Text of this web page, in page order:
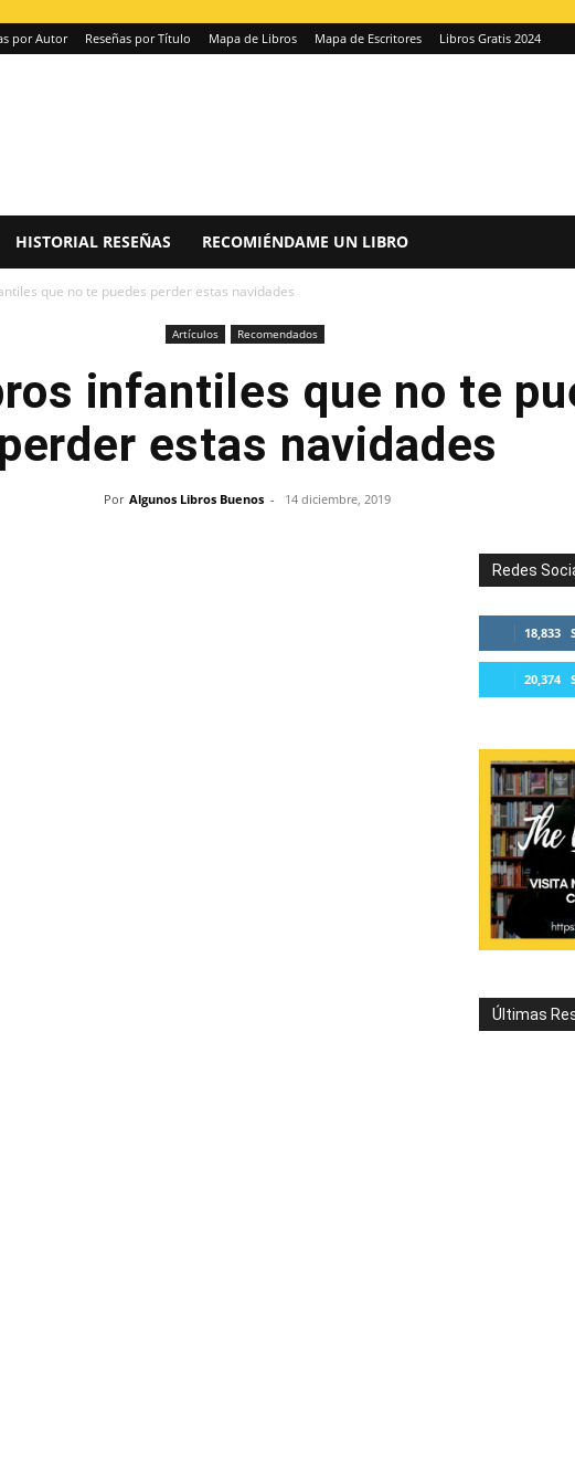
por Autor Reseñas por Título Mapa de Libros Mapa de Escritores Libros Gratis 2024
HISTORIAL RESEÑAS RECOMIÉNDAME UN LIBRO
que no te puedes perder estas navidades
Artículos Recomendados
infantiles que no te
perder estas navidades
Por Algunos Libros Buenos - 14 diciembre, 2019
Redes
18,833
20,374
Últimas